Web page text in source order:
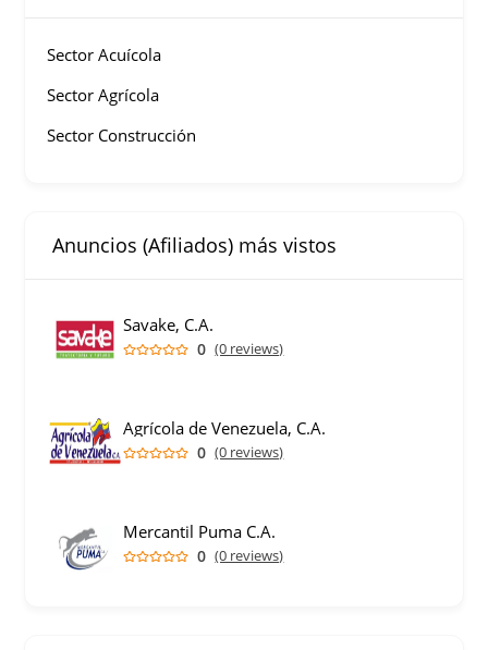
Sector Acuícola
Sector Agrícola
Sector Construcción
Anuncios (Afiliados) más vistos
Savake, C.A.
0 (0 reviews)
Agrícola de Venezuela, C.A.
0 (0 reviews)
Mercantil Puma C.A.
0 (0 reviews)